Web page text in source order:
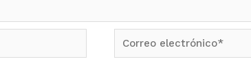
electrónico*